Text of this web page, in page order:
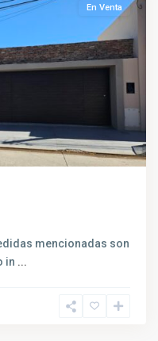
En Venta
mencionadas son
in ...